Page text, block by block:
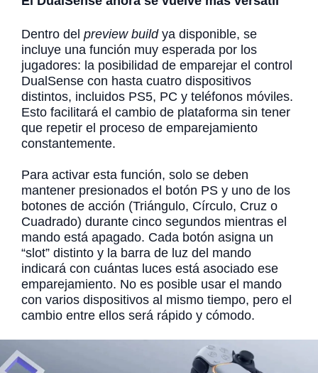
Dentro del preview buildya disponible, se
incluye una función muy esperada por los
jugadores: la posibilidad de emparejar el control
DualSense con hasta cuatro dispositivos
distintos, incluidos PS5, PC y teléfonos móviles.
Esto facilitará el cambio de plataforma sin tener
que repetir el proceso de emparejamiento
constantemente.
Para activar esta función, solo se deben
mantener presionados el botón PS y uno de los
botones de acción (Triángulo, Círculo, Cruz o
Cuadrado) durante cinco segundos mientras el
mando está apagado. Cada botón asigna un
“slot” distinto y la barra de luz del mando
indicará con cuántas luces está asociado ese
emparejamiento. No es posible usar el mando
con varios dispositivos al mismo tiempo, pero el
cambio entre ellos será rápido y cómodo.